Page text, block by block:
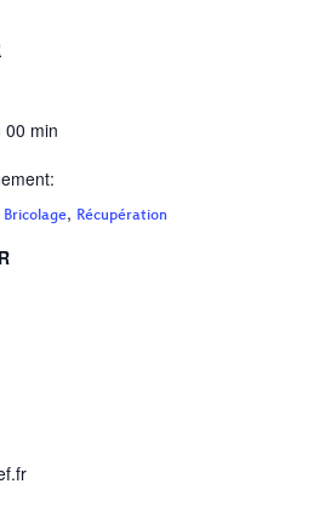
00 min
Bricolage, Récupération